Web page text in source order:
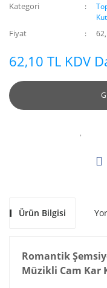
Kategori
Fiyat
62,10 TL KDV
Ürün Bilgisi
Romantik
Müzikli Cam Kar